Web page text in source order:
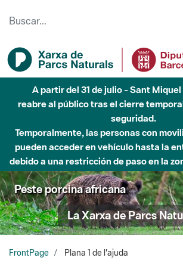
A partir del 31 de julio - Sant
reabre al público tras el cierre
seguridad.
Temporalmente, las personas con
pueden acceder en vehículo hasta la
debido a una restricción de paso en la
Peste porcina africana
La Xarxa de Parcs
FrontPage Plana 1 de l'ajuda